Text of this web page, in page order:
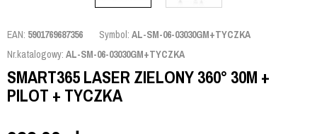
EAN: 5901769687356 Symbol: AL-SM-06-03030GM+TYCZKA
Nr.katalogowy: AL-SM-06-03030GM+TYCZKA
SMART365 LASER ZIELONY 360° 30M +
PILOT + TYCZKA